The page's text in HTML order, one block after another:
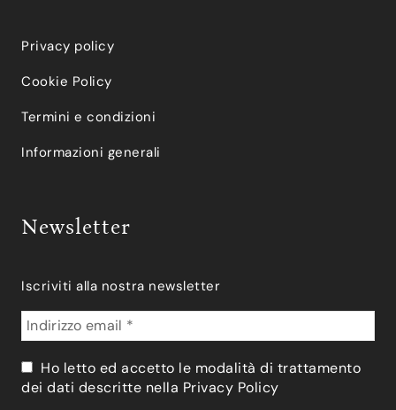
Privacy policy
Cookie Policy
Termini e condizioni
Informazioni generali
Newsletter
Iscriviti alla nostra newsletter
Ho letto ed accetto le modalità di trattamento
dei dati descritte nella Privacy Policy